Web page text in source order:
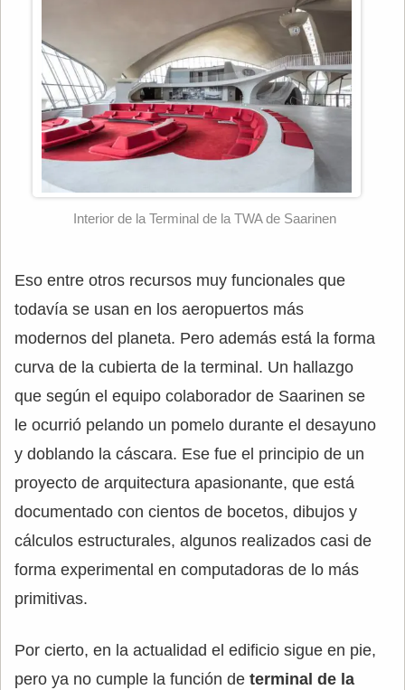
Interior de la Terminal de la TWA de Saarinen
Eso entre otros recursos muy funcionales que
todavía se usan en los aeropuertos más
modernos del planeta. Pero además está la forma
curva de la cubierta de la terminal. Un hallazgo
que según el equipo colaborador de Saarinen se
le ocurrió pelando un pomelo durante el desayuno
y doblando la cáscara. Ese fue el principio de un
proyecto de arquitectura apasionante, que está
documentado con cientos de bocetos, dibujos y
cálculos estructurales, algunos realizados casi de
forma experimental en computadoras de lo más
primitivas.
Por cierto, en la actualidad el edificio sigue en pie,
pero ya no cumple la función de terminal de la